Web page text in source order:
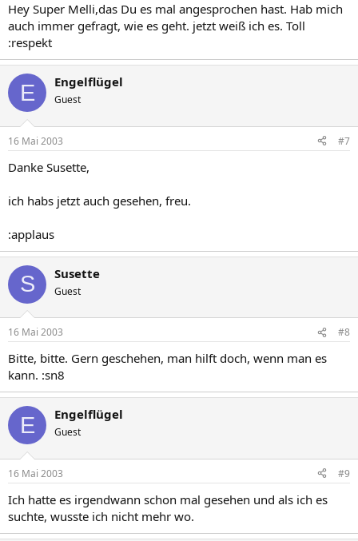
Hey Super Melli,das Du es mal angesprochen hast. Hab mich
auch immer gefragt, wie es geht. jetzt weiß ich es. Toll
:respekt
E Engelflügel
Guest
16 Mai 2003 #7
Danke Susette,
ich habs jetzt auch gesehen, freu.
:applaus
S Susette
Guest
16 Mai 2003 #8
Bitte, bitte. Gern geschehen, man hilft doch, wenn man es
kann. :sn8
E Engelflügel
Guest
16 Mai 2003 #9
Ich hatte es irgendwann schon mal gesehen und als ich es
suchte, wusste ich nicht mehr wo.